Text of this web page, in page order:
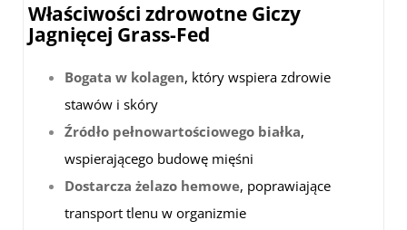
Właściwości zdrowotne Giczy
Jagnięcej Grass-Fed
Bogata w kolagen, który wspiera zdrowie
stawów i skóry
Źródło pełnowartościowego białka,
wspierającego budowę mięśni
Dostarcza żelazo hemowe, poprawiające
transport tlenu w organizmie